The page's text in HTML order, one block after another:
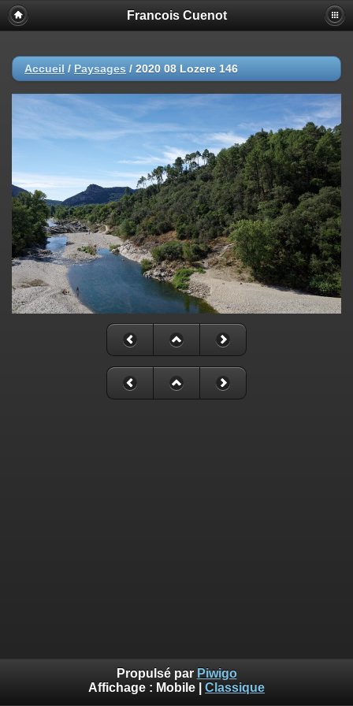
Francois Cuenot
Accueil / Paysages / 2020 08 Lozere 146
Propulsé par Piwigo
Affichage : Mobile Classique